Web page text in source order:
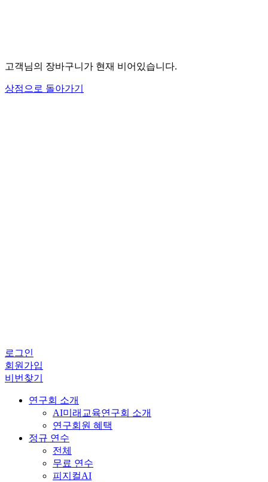
고객님의 장바구니가 현재 비어있습니다.
상점으로 돌아가기
로그인
회원가입
비번찾기
연구회 소개
AI미래교육연구회 소개
연구회원 혜택
정규 연수
전체
무료 연수
피지컬AI